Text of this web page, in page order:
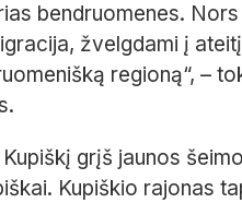
bendruomenes.
žvelgdami į
regioną“, –
grįš jaunos
Kupiškio rajonas